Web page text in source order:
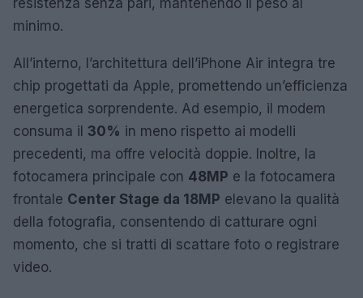
minimo.
All’interno, l’architettura dell’iPhone Air integra tre
chip progettati da Apple, promettendo un’efficienza
energetica sorprendente. Ad esempio, il modem
consuma il 30% in meno rispetto ai modelli
precedenti, ma offre velocità doppie. Inoltre, la
fotocamera principale con 48MP e la fotocamera
frontale Center Stage da 18MP elevano la qualità
della fotografia, consentendo di catturare ogni
momento, che si tratti di scattare foto o registrare
video.